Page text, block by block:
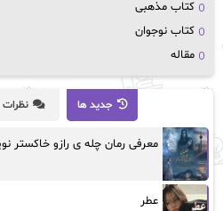
کتاب مذهبی
کتاب نوجوان
مقاله
جدید ها نظرات
معرفی رمان چله ی رازو خاکستر
عطر